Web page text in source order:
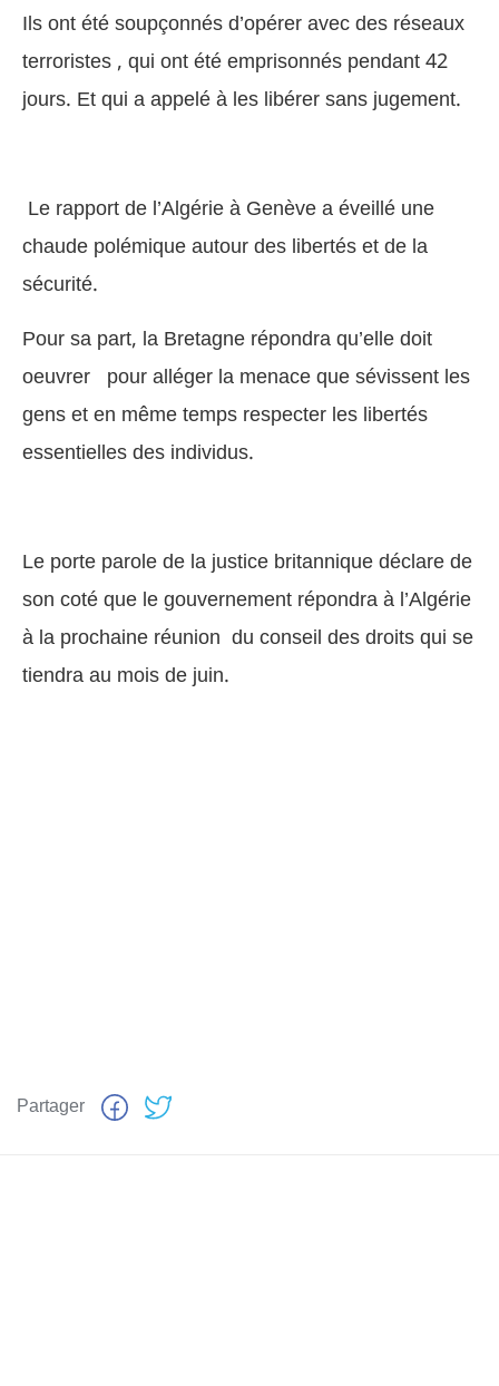
Ils ont été soupçonnés d’opérer avec des réseaux
terroristes , qui ont été emprisonnés pendant 42
jours. Et qui a appelé à les libérer sans jugement.
Le rapport de l’Algérie à Genève a éveillé une
chaude polémique autour des libertés et de la
sécurité.
Pour sa part, la Bretagne répondra qu’elle doit
oeuvrer pour alléger la menace que sévissent les
gens et en même temps respecter les libertés
essentielles des individus.
Le porte parole de la justice britannique déclare de
son coté que le gouvernement répondra à l’Algérie
à la prochaine réunion du conseil des droits qui se
tiendra au mois de juin.
Partager